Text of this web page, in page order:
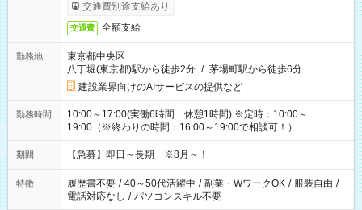
交通費別途支給あり
交通費 全額支給
勤務地
東京都中央区
八丁堀(東京都)駅から徒歩2分 / 茅場町駅から徒歩6分
建設業界向けのAIサービスの提供など
勤務時間
10:00～17:00(実働6時間 休憩1時間) ※定時：10:00～
19:00（※終わりの時間：16:00～19:00で相談可！）
期間 【急募】即日～長期 ※8月～！
特徴 履歴書不要 / 40～50代活躍中 / 副業・WワークOK / 服装自由 /
電話対応なし / パソコンスキル不要